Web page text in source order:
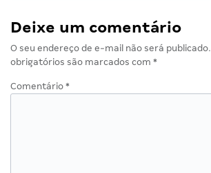
Deixe um comentário
O seu endereço de e-mail não será publicado.
obrigatórios são marcados com *
Comentário *